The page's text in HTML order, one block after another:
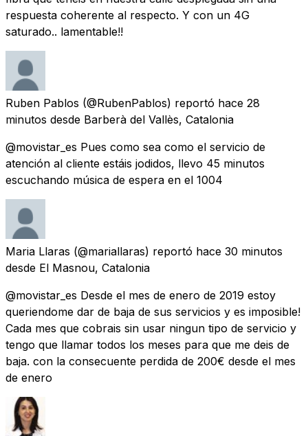
respuesta coherente al respecto. Y con un 4G
saturado.. lamentable!!
Ruben Pablos (@RubenPablos) reportó hace 28
minutos desde Barberà del Vallès, Catalonia
@movistar_es Pues como sea como el servicio de
atención al cliente estáis jodidos, llevo 45 minutos
escuchando música de espera en el 1004
Maria Llaras (@mariallaras) reportó hace 30 minutos
desde El Masnou, Catalonia
@movistar_es Desde el mes de enero de 2019 estoy
queriendome dar de baja de sus servicios y es imposible!
Cada mes que cobrais sin usar ningun tipo de servicio y
tengo que llamar todos los meses para que me deis de
baja. con la consecuente perdida de 200€ desde el mes
de enero